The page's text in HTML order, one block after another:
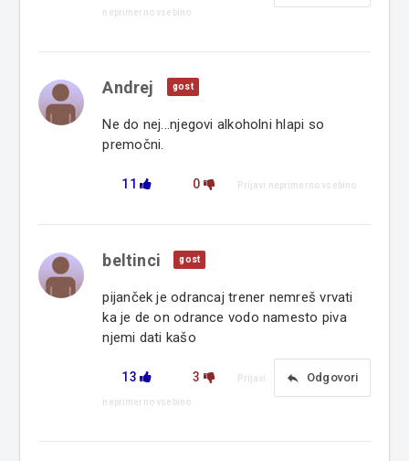
neprimerno vsebino
Andrej gost
Ne do nej...njegovi alkoholni hlapi so
premočni.
11 0 Prijavi neprimerno vsebino
beltinci gost
pijanček je odrancaj trener nemreš vrvati
ka je de on odrance vodo namesto piva
njemi dati kašo
13 3 reply Odgovori
Prijavi
neprimerno vsebino